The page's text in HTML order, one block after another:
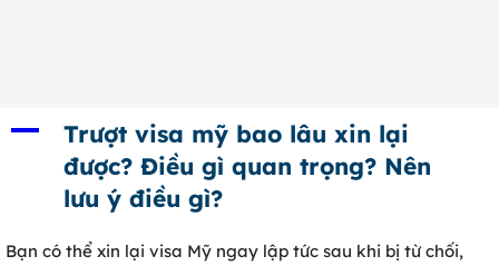
A
Trượt visa mỹ bao lâu xin lại
được? Điều gì quan trọng? Nên
lưu ý điều gì?
Bạn có thể xin lại visa Mỹ ngay lập tức sau khi bị từ chối,